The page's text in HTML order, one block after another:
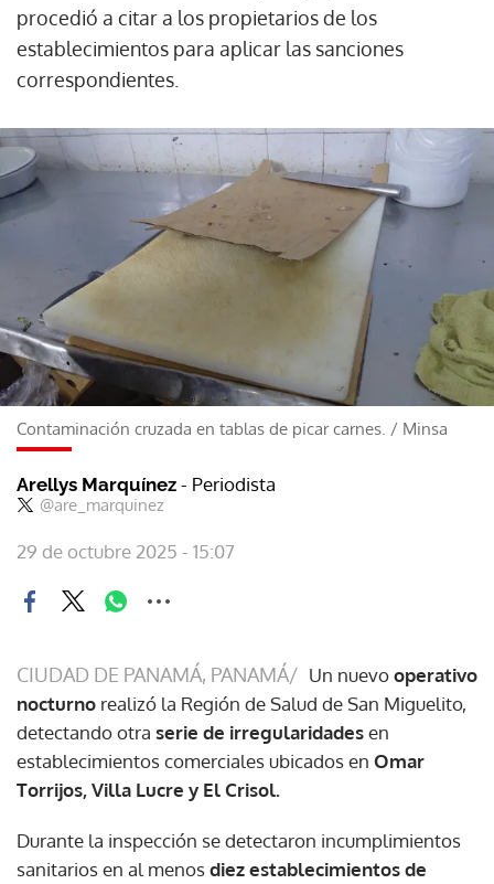
procedió a citar a los propietarios de los
establecimientos para aplicar las sanciones
correspondientes.
Contaminación cruzada en tablas de picar carnes. / Minsa
Arellys Marquínez - Periodista
@are_marquinez
29 de octubre 2025 - 15:07
CIUDAD DE PANAMÁ, PANAMÁ/ Un nuevooperativo
nocturno realizó la Región de Salud de San Miguelito,
detectando otra serie de irregularidadesen
establecimientos comerciales ubicados en Omar
Torrijos, Villa Lucre y El Crisol.
Durante la inspección se detectaron incumplimientos
sanitarios en al menosdiez establecimientos de